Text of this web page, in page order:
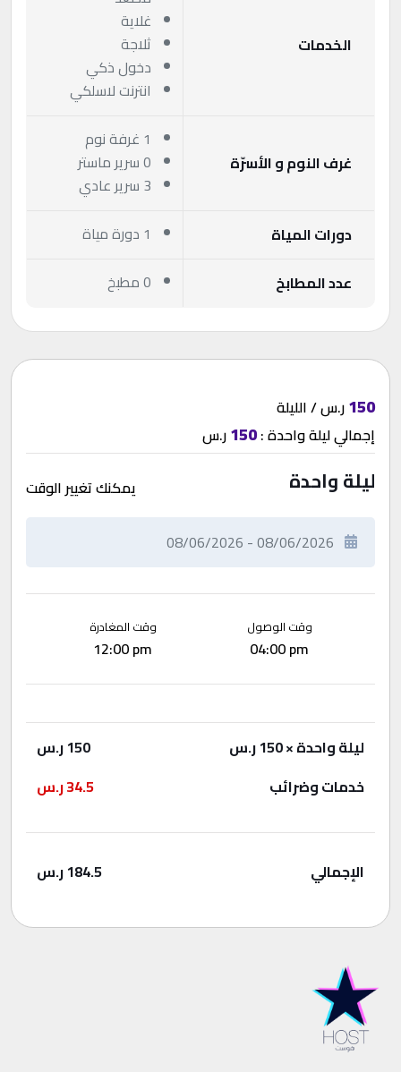
الخدمات
غلاية
ثلاجة
دخول ذكي
انترنت لاسلكي
غرف النوم و الأسرّة
1 غرفة نوم
0 سرير ماستر
3 سرير عادي
دورات المياة
1 دورة مياة
عدد المطابخ
0 مطبخ
150ر.س / الليلة
إجماليليلة واحدة:
150ر.س
ليلة واحدة يمكنك تغيير الوقت
وقت الوصول
04:00 pm
وقت المغادرة
12:00 pm
ليلة واحدة× 150 ر.س 150ر.س
خدمات وضرائب
34.5ر.س
الإجمالي 184.5ر.س